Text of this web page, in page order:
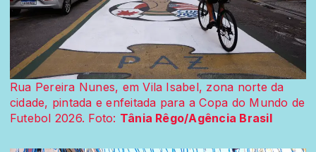
Rua Pereira Nunes, em Vila Isabel, zona norte da
cidade, pintada e enfeitada para a Copa do Mundo de
Futebol 2026. Foto: Tânia Rêgo/Agência Brasil